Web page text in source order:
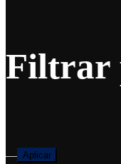
Filtrar
— Aplicar